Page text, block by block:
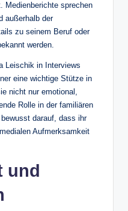
Medienberichte sprechen
außerhalb der
zu seinem Beruf oder
werden.
Leischik in Interviews
eine wichtige Stütze in
nicht nur emotional,
Rolle in der familiären
darauf, dass ihr
Aufmerksamkeit
und